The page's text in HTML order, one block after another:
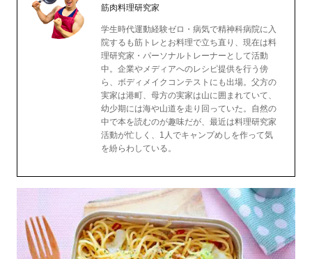
筋肉料理研究家
学生時代運動経験ゼロ・病気で精神科病院に入
院するも筋トレとお料理で立ち直り、現在は料
理研究家・パーソナルトレーナーとして活動
中。企業やメディアへのレシピ提供を行う傍
ら、ボディメイクコンテストにも出場。父方の
実家は港町、母方の実家は山に囲まれていて、
幼少期には海や山道を走り回っていた。自然の
中で本を読むのが趣味だが、最近は料理研究家
活動が忙しく、1人でキャンプめしを作って気
を紛らわしている。